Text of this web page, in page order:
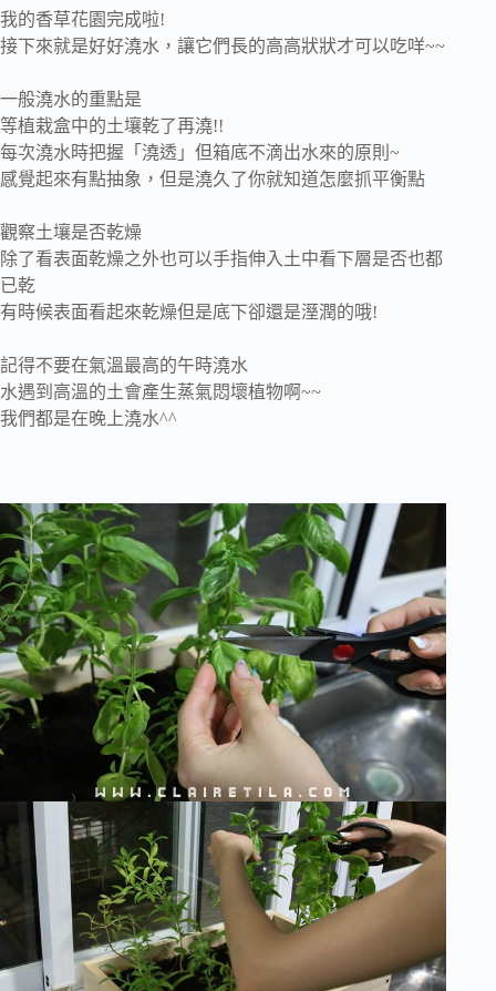
我的香草花園完成啦!
接下來就是好好澆水，讓它們長的高高狀狀才可以吃咩~~
一般澆水的重點是
等植栽盒中的土壤乾了再澆!!
每次澆水時把握「澆透」但箱底不滴出水來的原則~
感覺起來有點抽象，但是澆久了你就知道怎麼抓平衡點
觀察土壤是否乾燥
除了看表面乾燥之外也可以手指伸入土中看下層是否也都
已乾
有時候表面看起來乾燥但是底下卻還是溼潤的哦!
記得不要在氣溫最高的午時澆水
水遇到高溫的土會產生蒸氣悶壞植物啊~~
我們都是在晚上澆水^^